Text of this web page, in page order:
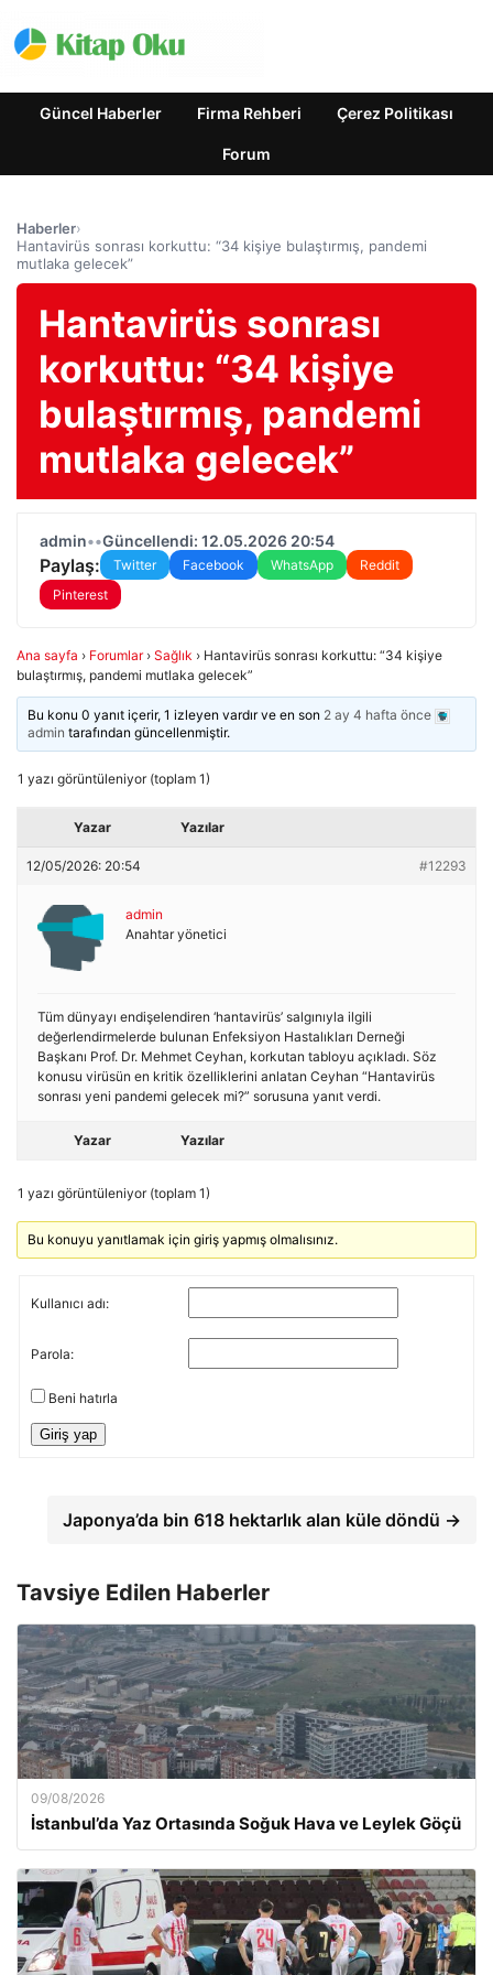
Güncel Haberler Firma Rehberi Çerez Politikası
Forum
Haberler›
Hantavirüs sonrası korkuttu: “34 kişiye bulaştırmış, pandemi
mutlaka gelecek”
Hantavirüs sonrası
korkuttu: “34 kişiye
bulaştırmış, pandemi
mutlaka gelecek”
admin••Güncellendi: 12.05.2026 20:54
Paylaş: Twitter Facebook WhatsApp
Reddit
Pinterest
Ana sayfa › Forumlar › Sağlık › Hantavirüs sonrası korkuttu: “34 kişiye
bulaştırmış, pandemi mutlaka gelecek”
Bu konu 0 yanıt içerir, 1 izleyen vardır ve en son 2 ay 4 hafta önce
admin tarafından güncellenmiştir.
1 yazı görüntüleniyor (toplam 1)
Yazar Yazılar
12/05/2026: 20:54 #12293
admin
Anahtar yönetici
Tüm dünyayı endişelendiren ‘hantavirüs’ salgınıyla ilgili
değerlendirmelerde bulunan Enfeksiyon Hastalıkları Derneği
Başkanı Prof. Dr. Mehmet Ceyhan, korkutan tabloyu açıkladı. Söz
konusu virüsün en kritik özelliklerini anlatan Ceyhan “Hantavirüs
sonrası yeni pandemi gelecek mi?” sorusuna yanıt verdi.
Yazar Yazılar
1 yazı görüntüleniyor (toplam 1)
Bu konuyu yanıtlamak için giriş yapmış olmalısınız.
Kullanıcı adı:
Parola:
Beni hatırla
Giriş yap
Japonya’da bin 618 hektarlık alan küle döndü →
Tavsiye Edilen Haberler
09/08/2026
İstanbul’da Yaz Ortasında Soğuk Hava ve Leylek Göçü